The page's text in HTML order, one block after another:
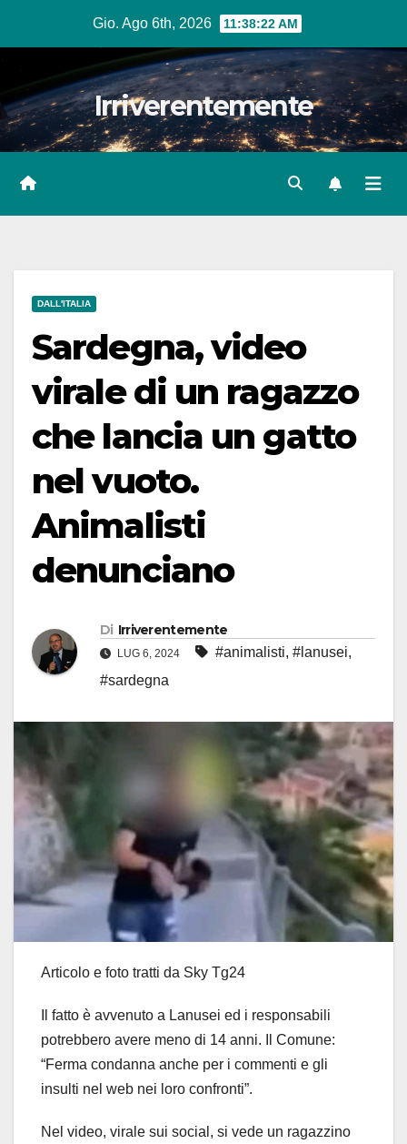
Gio. Ago 6th, 2026 11:38:23 AM
Irriverentemente
DALL'ITALIA
Sardegna, video
virale di un ragazzo
che lancia un gatto
nel vuoto.
Animalisti
denunciano
Di Irriverentemente
LUG 6, 2024 #animalisti, #lanusei,
#sardegna
Articolo e foto tratti da Sky Tg24
Il fatto è avvenuto a Lanusei ed i responsabili
potrebbero avere meno di 14 anni. Il Comune:
“Ferma condanna anche per i commenti e gli
insulti nel web nei loro confronti”.
Nel video, virale sui social, si vede un ragazzino